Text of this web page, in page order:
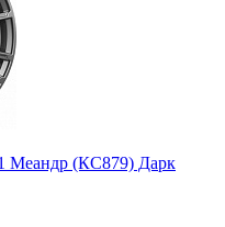
Меандр (КС879) Дарк